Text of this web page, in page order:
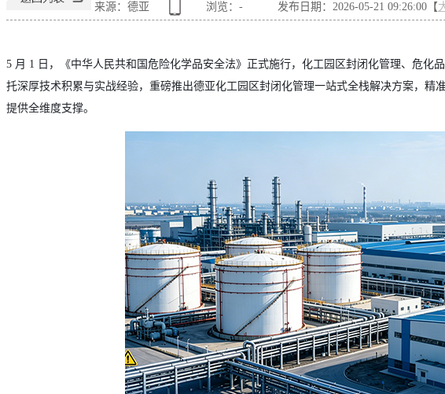
来源：德亚 浏览： - 发布日期：2026-05-21 09:26:00【
5 月 1 日，《中华人民共和国危险化学品安全法》正式施行，化工园区封闭化管理、危化
托深厚技术积累与实战经验，重磅推出德亚化工园区封闭化管理一站式全栈解决方案，精
提供全维度支撑。